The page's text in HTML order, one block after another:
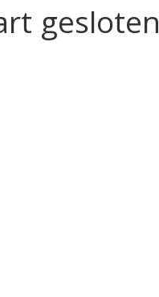
gesloten